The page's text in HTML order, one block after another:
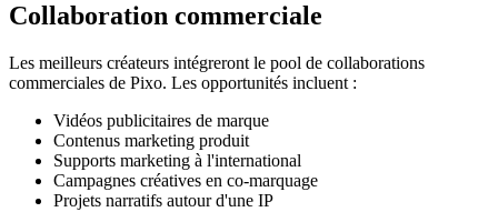
Collaboration commerciale
Les meilleurs créateurs intégreront le pool de collaborations
commerciales de Pixo. Les opportunités incluent :
Vidéos publicitaires de marque
Contenus marketing produit
Supports marketing à l'international
Campagnes créatives en co-marquage
Projets narratifs autour d'une IP